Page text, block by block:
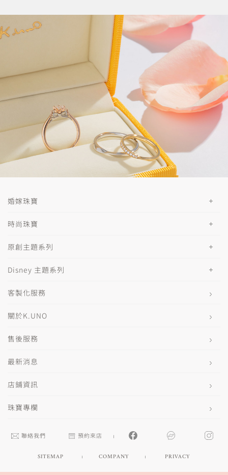
婚嫁珠寶
時尚珠寶
原創主題系列
Disney 主題系列
客製化服務
關於K.UNO
售後服務
最新消息
店鋪資訊
珠寶專欄
聯絡我們 預約來店
SITEMAP COMPANY PRIVACY